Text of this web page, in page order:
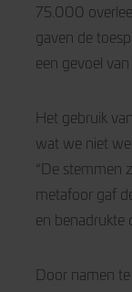
75.000
gaven de
een gevoel
Het gebruik
wat we niet
“De stemmen
metafoor gaf
en benadrukte
Door namen